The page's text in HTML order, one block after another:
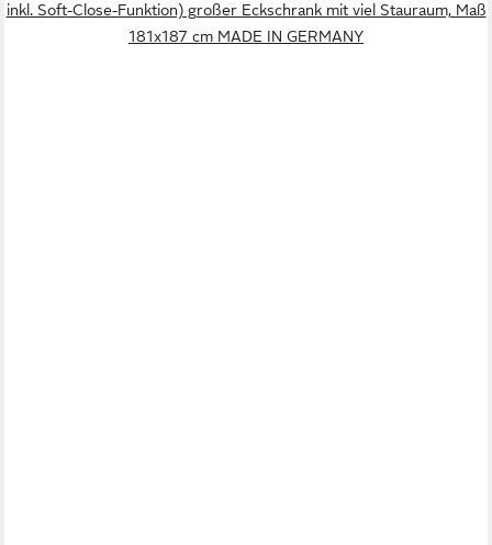
inkl. Soft-Close-Funktion) großer Eckschrank mit viel Stauraum, Maß
181x187 cm MADE IN GERMANY